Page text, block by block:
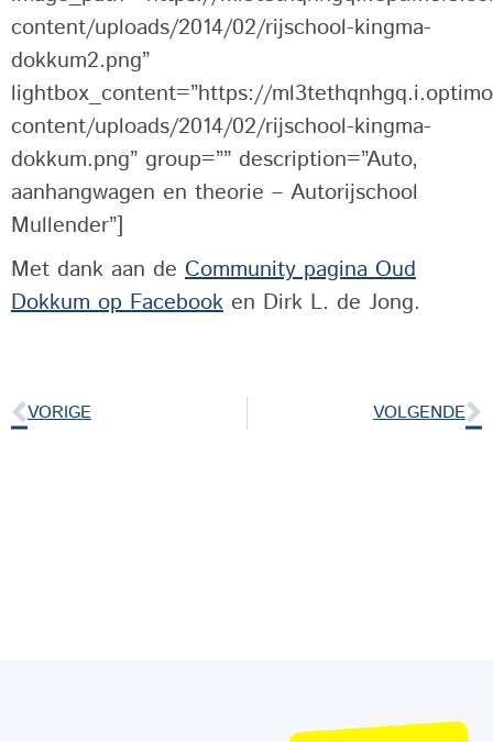
content/uploads/2014/02/rijschool-kingma-
dokkum2.png”
lightbox_content=”https://
content/uploads/2014/02/rijschool-kingma-
dokkum.png” group=”” description=”Auto,
aanhangwagen en theorie – Autorijschool
Mullender”]
Met dank aan de Community pagina Oud
Dokkum op Facebook en Dirk L. de Jong.
VORIGE VOLGENDE